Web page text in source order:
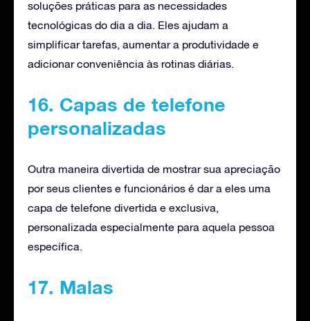
soluções práticas para as necessidades
tecnológicas do dia a dia. Eles ajudam a
simplificar tarefas, aumentar a produtividade e
adicionar conveniência às rotinas diárias.
16. Capas de telefone
personalizadas
Outra maneira divertida de mostrar sua apreciação
por seus clientes e funcionários é dar a eles uma
capa de telefone divertida e exclusiva,
personalizada especialmente para aquela pessoa
específica.
17. Malas